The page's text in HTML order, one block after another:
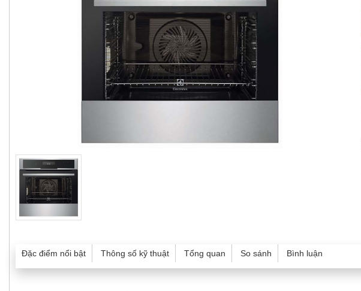
Đặc điểm nổi bật Thông số kỹ thuật Tổng quan So sánh Bình luận